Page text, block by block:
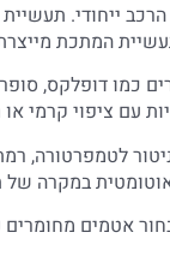
ייחודי.
המתכת
כמו דופלקס,
במקרה של